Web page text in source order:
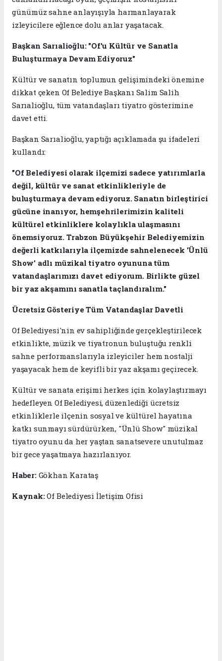
günümüz sahne anlayışıyla harmanlayarak
izleyicilere eğlence dolu anlar yaşatacak.
Başkan Sarıalioğlu: "Of'u Kültür ve Sanatla
Buluşturmaya Devam Ediyoruz"
Kültür ve sanatın toplumun gelişimindeki önemine
dikkat çeken Of Belediye Başkanı Salim Salih
Sarıalioğlu, tüm vatandaşları tiyatro gösterimine
davet etti.
Başkan Sarıalioğlu, yaptığı açıklamada şu ifadeleri
kullandı:
"Of Belediyesi olarak ilçemizi sadece yatırımlarla
değil, kültür ve sanat etkinlikleriyle de
buluşturmaya devam ediyoruz. Sanatın birleştirici
gücüne inanıyor, hemşehrilerimizin kaliteli
kültürel etkinliklere kolaylıkla ulaşmasını
önemsiyoruz. Trabzon Büyükşehir Belediyemizin
değerli katkılarıyla ilçemizde sahnelenecek 'Ünlü
Show' adlı müzikal tiyatro oyununa tüm
vatandaşlarımızı davet ediyorum. Birlikte güzel
bir yaz akşamını sanatla taçlandıralım."
Ücretsiz Gösteriye Tüm Vatandaşlar Davetli
Of Belediyesi'nin ev sahipliğinde gerçekleştirilecek
etkinlikte, müzik ve tiyatronun buluştuğu renkli
sahne performanslarıyla izleyiciler hem nostalji
yaşayacak hem de keyifli bir yaz akşamı geçirecek.
Kültür ve sanata erişimi herkes için kolaylaştırmayı
hedefleyen Of Belediyesi, düzenlediği ücretsiz
etkinliklerle ilçenin sosyal ve kültürel hayatına
katkı sunmayı sürdürürken, "Ünlü Show" müzikal
tiyatro oyunu da her yaştan sanatsevere unutulmaz
bir gece yaşatmaya hazırlanıyor.
Haber:Gökhan Karataş
Kaynak:Of Belediyesi İletişim Ofisi